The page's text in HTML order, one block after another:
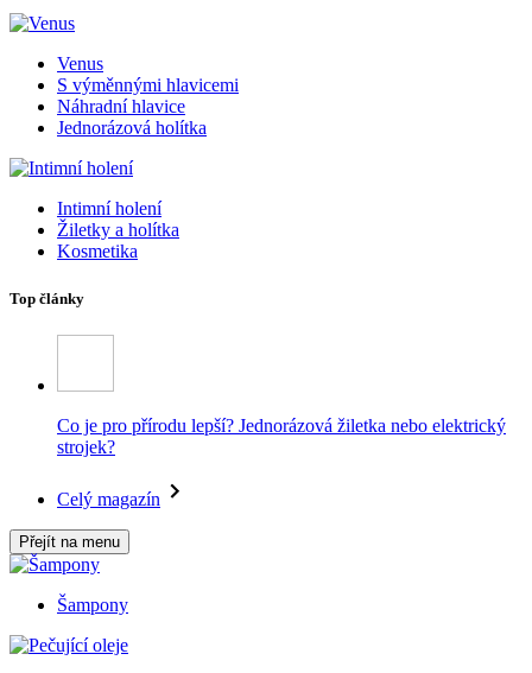
Venus
S výměnnými hlavicemi
Náhradní hlavice
Jednorázová holítka
Intimní holení
Žiletky a holítka
Kosmetika
Top články
Co je pro přírodu lepší? Jednorázová žiletka nebo elektrický
strojek?
Celý magazín
Přejít na menu
Šampony